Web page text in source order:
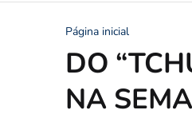
Página inicial
DO
NA